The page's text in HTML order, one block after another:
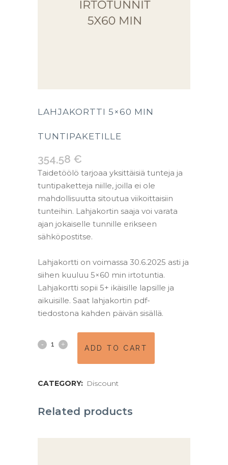
LAHJAKORTTI 5×60 MIN
TUNTIPAKETILLE
354,58 €
Taidetöölö tarjoaa yksittäisiä tunteja ja
tuntipaketteja niille, joilla ei ole
mahdollisuutta sitoutua viikoittaisiin
tunteihin. Lahjakortin saaja voi varata
ajan jokaiselle tunnille erikseen
sähköpostitse.
Lahjakortti on voimassa 30.6.2025 asti ja
siihen kuuluu 5×60 min irtotuntia.
Lahjakortti sopii 5+ ikäisille lapsille ja
aikuisille. Saat lahjakortin pdf-
tiedostona kahden päivän sisällä.
Lahjakortti
min
ADD TO CART
CATEGORY: Discount
Related products